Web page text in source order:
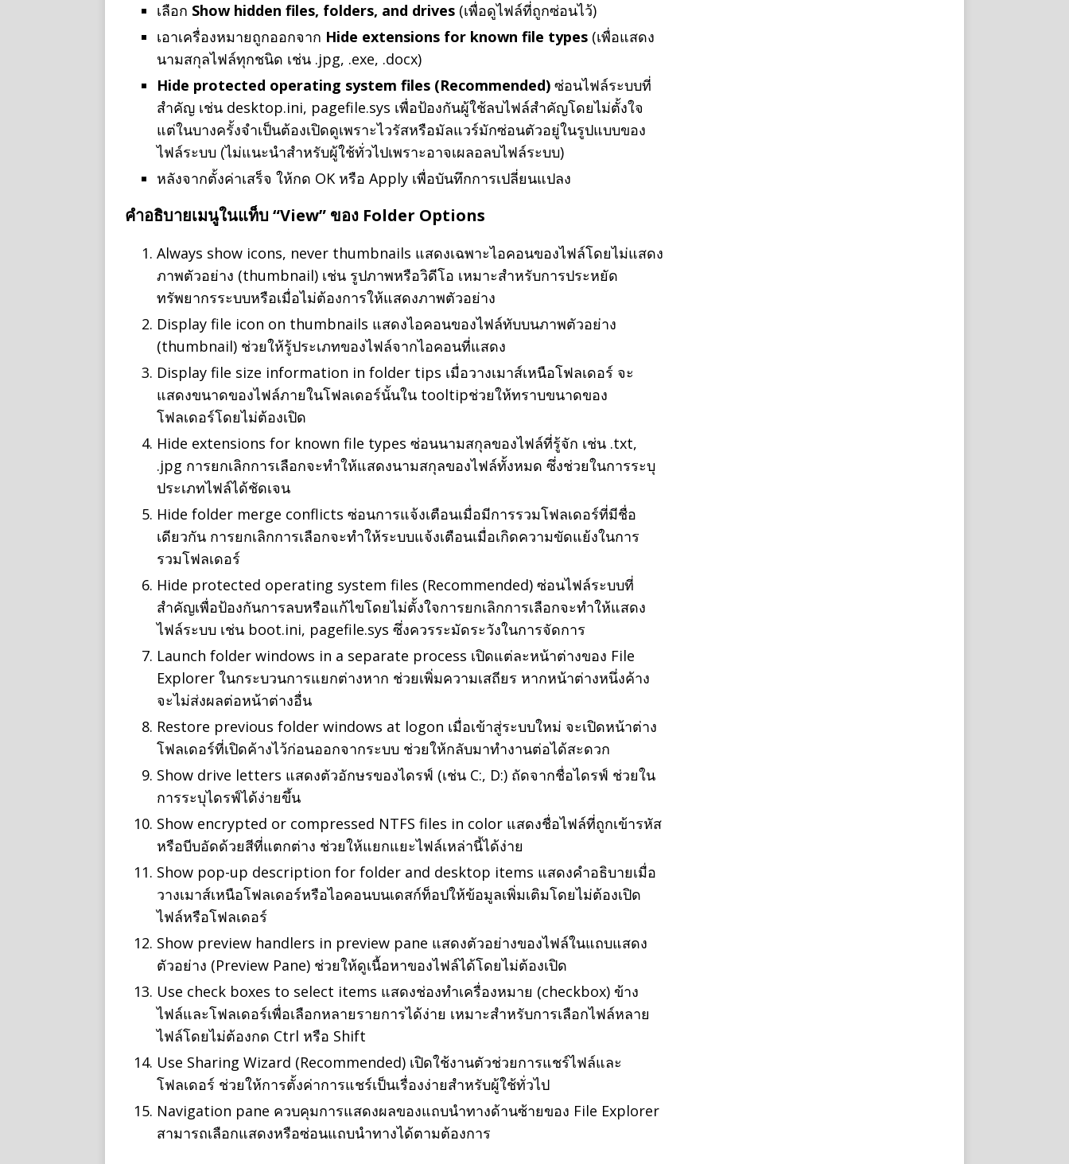
เลือก Show hidden files, folders, and drives (เพื่อดูไฟล์ที่ถูกซ่อนไว้)
เอาเครื่องหมายถูกออกจาก Hide extensions for known file types (เพื่อแสดง
นามสกุลไฟล์ทุกชนิด เช่น .jpg, .exe, .docx)
Hide protected operating system files (Recommended) ซ่อนไฟล์ระบบที่
สำคัญ เช่น desktop.ini, pagefile.sys เพื่อป้องกันผู้ใช้ลบไฟล์สำคัญโดยไม่ตั้งใจ
แต่ในบางครั้งจำเป็นต้องเปิดดูเพราะไวรัสหรือมัลแวร์มักซ่อนตัวอยู่ในรูปแบบของ
ไฟล์ระบบ (ไม่แนะนำสำหรับผู้ใช้ทั่วไปเพราะอาจเผลอลบไฟล์ระบบ)
หลังจากตั้งค่าเสร็จ ให้กด OK หรือ Apply เพื่อบันทึกการเปลี่ยนแปลง
คำอธิบายเมนูในแท็บ “View” ของ Folder Options
Always show icons, never thumbnails แสดงเฉพาะไอคอนของไฟล์โดยไม่แสดง
ภาพตัวอย่าง (thumbnail) เช่น รูปภาพหรือวิดีโอ เหมาะสำหรับการประหยัด
ทรัพยากรระบบหรือเมื่อไม่ต้องการให้แสดงภาพตัวอย่าง
Display file icon on thumbnails แสดงไอคอนของไฟล์ทับบนภาพตัวอย่าง
(thumbnail) ช่วยให้รู้ประเภทของไฟล์จากไอคอนที่แสดง
Display file size information in folder tips เมื่อวางเมาส์เหนือโฟลเดอร์ จะ
แสดงขนาดของไฟล์ภายในโฟลเดอร์นั้นใน tooltipช่วยให้ทราบขนาดของ
โฟลเดอร์โดยไม่ต้องเปิด
Hide extensions for known file types ซ่อนนามสกุลของไฟล์ที่รู้จัก เช่น .txt,
.jpg การยกเลิกการเลือกจะทำให้แสดงนามสกุลของไฟล์ทั้งหมด ซึ่งช่วยในการระบุ
ประเภทไฟล์ได้ชัดเจน
Hide folder merge conflicts ซ่อนการแจ้งเตือนเมื่อมีการรวมโฟลเดอร์ที่มีชื่อ
เดียวกัน การยกเลิกการเลือกจะทำให้ระบบแจ้งเตือนเมื่อเกิดความขัดแย้งในการ
รวมโฟลเดอร์
Hide protected operating system files (Recommended) ซ่อนไฟล์ระบบที่
สำคัญเพื่อป้องกันการลบหรือแก้ไขโดยไม่ตั้งใจการยกเลิกการเลือกจะทำให้แสดง
ไฟล์ระบบ เช่น boot.ini, pagefile.sys ซึ่งควรระมัดระวังในการจัดการ
Launch folder windows in a separate process เปิดแต่ละหน้าต่างของ File
Explorer ในกระบวนการแยกต่างหาก ช่วยเพิ่มความเสถียร หากหน้าต่างหนึ่งค้าง
จะไม่ส่งผลต่อหน้าต่างอื่น
Restore previous folder windows at logon เมื่อเข้าสู่ระบบใหม่ จะเปิดหน้าต่าง
โฟลเดอร์ที่เปิดค้างไว้ก่อนออกจากระบบ ช่วยให้กลับมาทำงานต่อได้สะดวก
Show drive letters แสดงตัวอักษรของไดรฟ์ (เช่น C:, D:) ถัดจากชื่อไดรฟ์ ช่วยใน
การระบุไดรฟ์ได้ง่ายขึ้น
Show encrypted or compressed NTFS files in color แสดงชื่อไฟล์ที่ถูกเข้ารหัส
หรือบีบอัดด้วยสีที่แตกต่าง ช่วยให้แยกแยะไฟล์เหล่านี้ได้ง่าย
Show pop-up description for folder and desktop items แสดงคำอธิบายเมื่อ
วางเมาส์เหนือโฟลเดอร์หรือไอคอนบนเดสก์ท็อปให้ข้อมูลเพิ่มเติมโดยไม่ต้องเปิด
ไฟล์หรือโฟลเดอร์
Show preview handlers in preview pane แสดงตัวอย่างของไฟล์ในแถบแสดง
ตัวอย่าง (Preview Pane) ช่วยให้ดูเนื้อหาของไฟล์ได้โดยไม่ต้องเปิด
Use check boxes to select items แสดงช่องทำเครื่องหมาย (checkbox) ข้าง
ไฟล์และโฟลเดอร์เพื่อเลือกหลายรายการได้ง่าย เหมาะสำหรับการเลือกไฟล์หลาย
ไฟล์โดยไม่ต้องกด Ctrl หรือ Shift
Use Sharing Wizard (Recommended) เปิดใช้งานตัวช่วยการแชร์ไฟล์และ
โฟลเดอร์ ช่วยให้การตั้งค่าการแชร์เป็นเรื่องง่ายสำหรับผู้ใช้ทั่วไป
Navigation pane ควบคุมการแสดงผลของแถบนำทางด้านซ้ายของ File Explorer
สามารถเลือกแสดงหรือซ่อนแถบนำทางได้ตามต้องการ